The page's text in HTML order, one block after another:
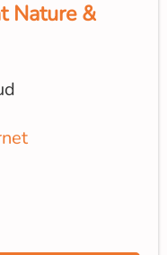
Nature &